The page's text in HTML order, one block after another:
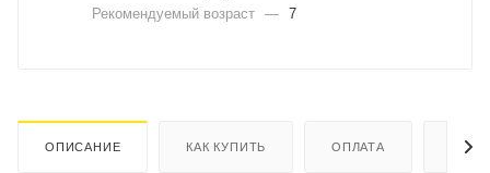
Рекомендуемый возраст — 7
ОПИСАНИЕ КАК КУПИТЬ ОПЛАТА